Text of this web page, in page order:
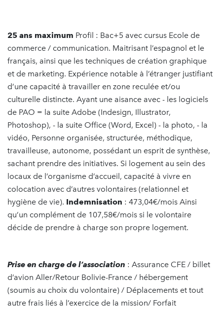
25 ans maximum Profil : Bac+5 avec cursus Ecole de
commerce / communication. Maitrisant l’espagnol et le
français, ainsi que les techniques de création graphique
et de marketing. Expérience notable à l’étranger justifiant
d’une capacité à travailler en zone reculée et/ou
culturelle distincte. Ayant une aisance avec - les logiciels
de PAO = la suite Adobe (Indesign, Illustrator,
Photoshop), - la suite Office (Word, Excel) - la photo, - la
vidéo, Personne organisée, structurée, méthodique,
travailleuse, autonome, possédant un esprit de synthèse,
sachant prendre des initiatives. Si logement au sein des
locaux de l’organisme d’accueil, capacité à vivre en
colocation avec d’autres volontaires (relationnel et
hygiène de vie). Indemnisation : 473,04€/mois Ainsi
qu’un complément de 107,58€/mois si le volontaire
décide de prendre à charge son propre logement.
Prise en charge de l’association : Assurance CFE / billet
d’avion Aller/Retour Bolivie-France / hébergement
(soumis au choix du volontaire) / Déplacements et tout
autre frais liés à l’exercice de la mission/ Forfait